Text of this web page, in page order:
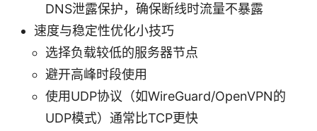
DNS泄露保护，确保断线时流量不暴露
速度与稳定性优化小技巧
选择负载较低的服务器节点
避开高峰时段使用
使用UDP协议（如WireGuard/OpenVPN的
UDP模式）通常比TCP更快